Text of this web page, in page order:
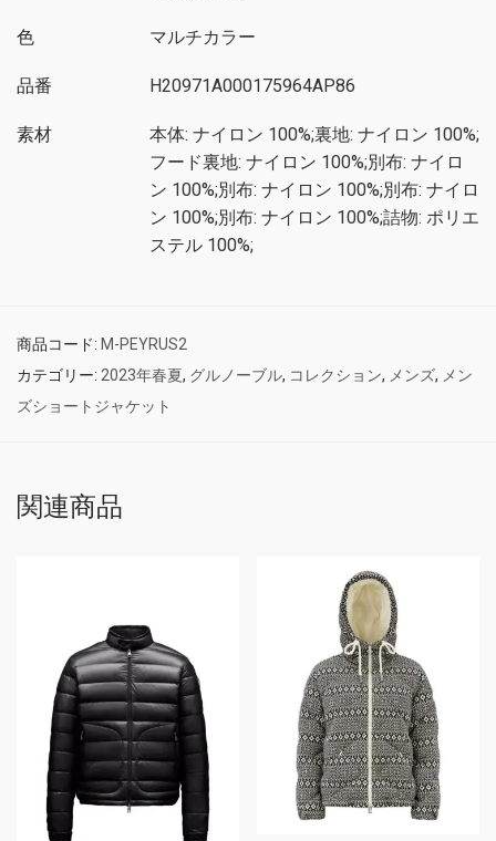
色 マルチカラー
品番 H20971A000175964AP86
素材
本体: ナイロン 100%;裏地: ナイロン 100%;
フード裏地: ナイロン 100%;別布: ナイロ
ン 100%;別布: ナイロン 100%;別布: ナイロ
ン 100%;別布: ナイロン 100%;詰物: ポリエ
ステル 100%;
商品コード: M-PEYRUS2
カテゴリー: 2023年春夏, グルノーブル, コレクション, メンズ, メン
ズショートジャケット
関連商品